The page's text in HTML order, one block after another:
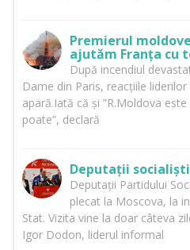
Premierul
ajutăm Franța cu
După incendiul
Dame din Paris, reacțiile
apară.Iată că și ”R.Moldova
poate”, declară
Deputații
Deputații Partidului
plecat la Moscova, la
Stat. Vizita vine la doar câteva
Igor Dodon, liderul informal